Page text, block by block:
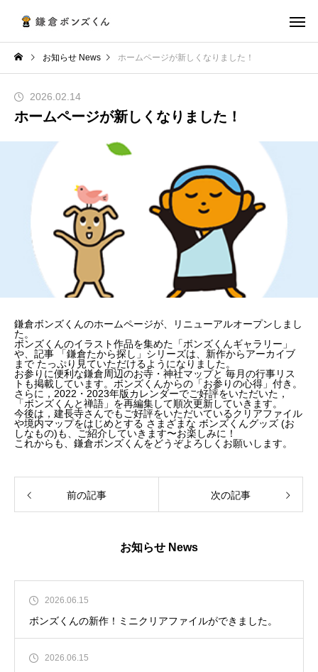
お知らせ News ホームページが新しくなりました！
ホームページが新しくなりました！
2026.02.14
鎌倉ボンズくんのホームページが、リニューアルオープンしまし
た。
ボンズくんのイラスト作品を集めた「ボンズくんギャラリー」
や、記事 「鎌倉たから探し」シリーズは、新作からアーカイブ
まで たっぷり見ていただけるようになりました。
お参りに便利な鎌倉周辺のお寺・神社マップと 毎月の行事リス
トも掲載しています。ボンズくんからの「お参りの心得」付き。
さらに，2022・2023年版カレンダーでご好評をいただいた，
「ボンズくんと禅語」を再編集して順次更新していきます。
今後は，建長寺さんでもご好評をいただいているクリアファイル
や境内マップをはじめとする さまざまな ボンズくんグッズ (お
しなもの)も、ご紹介していきます〜お楽しみに！
これからも、鎌倉ボンズくんをどうぞよろしくお願いします。
前の記事 次の記事
お知らせ News
2026.06.15
ボンズくんの新作！ミニクリアファイルができました。
2026.06.15